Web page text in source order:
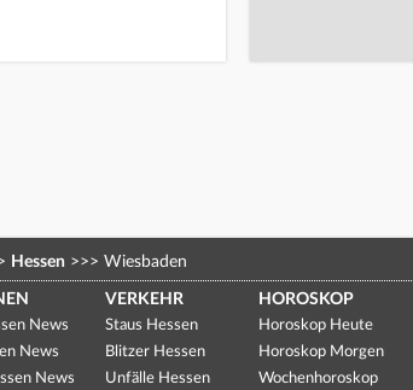
Hessen >>> Wiesbaden
News
News
News
VERKEHR
Staus Hessen
Blitzer Hessen
Unfälle Hessen
HOROSKOP
Horoskop Heute
Horoskop Morgen
Wochenhoroskop